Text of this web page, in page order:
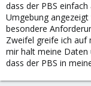
keine fehlenden
Also da musst du
oder 2 Tage nicht
HDDs auf 100%
auch nichts ohne
dass der PBS
Umgebung
besondere
Zweifel greife ich auf
mir halt meine Daten
dass der PBS in